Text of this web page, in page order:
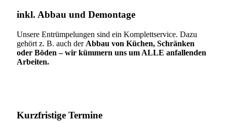
inkl. Abbau und Demontage​
Unsere Entrümpelungen sind ein Komplettservice. Dazu
gehört z. B. auch der Abbau von Küchen, Schränken
oder Böden – wir kümmern uns um ALLE anfallenden
Arbeiten.
Kurzfristige Termine​